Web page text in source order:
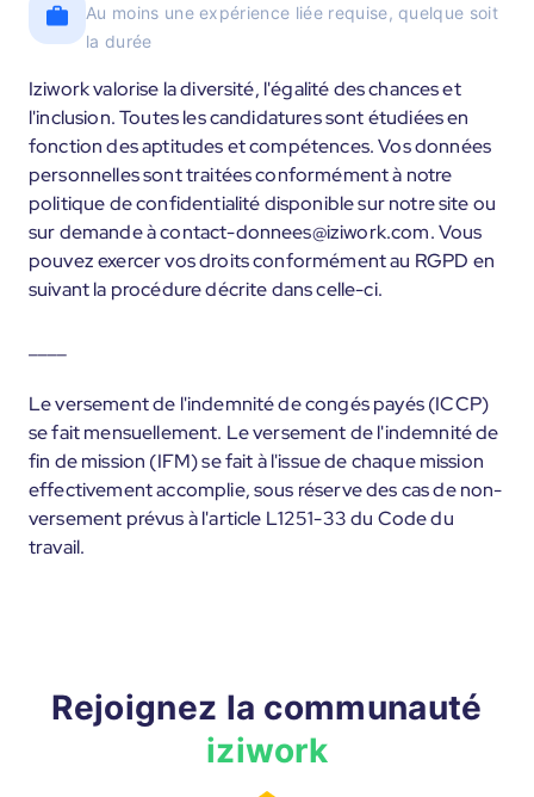
Au moins une expérience liée requise, quelque soit
la durée
Iziwork valorise la diversité, l'égalité des chances et
l'inclusion. Toutes les candidatures sont étudiées en
fonction des aptitudes et compétences. Vos données
personnelles sont traitées conformément à notre
politique de confidentialité disponible sur notre site ou
sur demande à contact-donnees@iziwork.com. Vous
pouvez exercer vos droits conformément au RGPD en
suivant la procédure décrite dans celle-ci.
Le versement de l'indemnité de congés payés (ICCP)
se fait mensuellement. Le versement de l'indemnité de
fin de mission (IFM) se fait à l'issue de chaque mission
effectivement accomplie, sous réserve des cas de non-
versement prévus à l'article L1251-33 du Code du
travail.
Rejoignez la communauté
iziwork